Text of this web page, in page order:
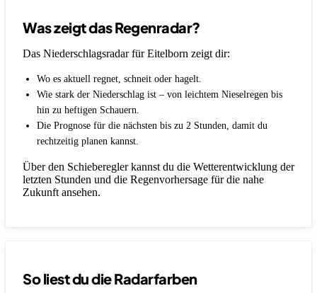
Was zeigt das Regenradar?
Das Niederschlagsradar für Eitelborn zeigt dir:
Wo es aktuell regnet, schneit oder hagelt.
Wie stark der Niederschlag ist – von leichtem Nieselregen bis
hin zu heftigen Schauern.
Die Prognose für die nächsten bis zu 2 Stunden, damit du
rechtzeitig planen kannst.
Über den Schieberegler kannst du die Wetterentwicklung der
letzten Stunden und die Regenvorhersage für die nahe
Zukunft ansehen.
So liest du die Radarfarben